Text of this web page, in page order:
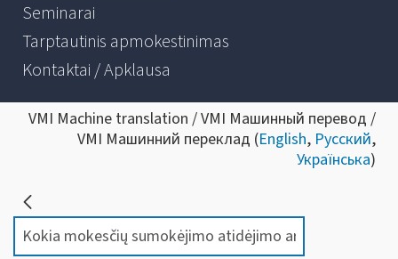
Seminarai
Tarptautinis apmokestinimas
Kontaktai / Apklausa
VMI Machine translation / VMI Машинный перевод /
VMI Машинний переклад (English, Русский,
Українська)